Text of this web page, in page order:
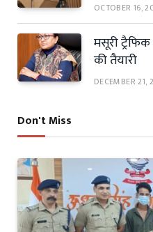
OCTOBER 16,
मसूरी
की तैयारी
DECEMBER 21,
Don't Miss